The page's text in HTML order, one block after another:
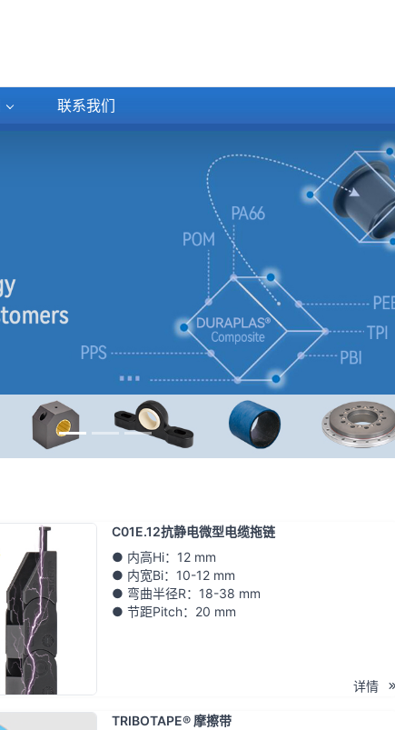
联系我们
C01E.12抗静电微型电缆拖链
● 内高Hi：12 mm
● 内宽Bi：10-12 mm
● 弯曲半径R：18-38 mm
● 节距Pitch：20 mm
详情
TRIBOTAPE® 摩擦带